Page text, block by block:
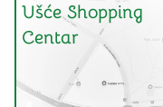
Ušće Shopping
Centar